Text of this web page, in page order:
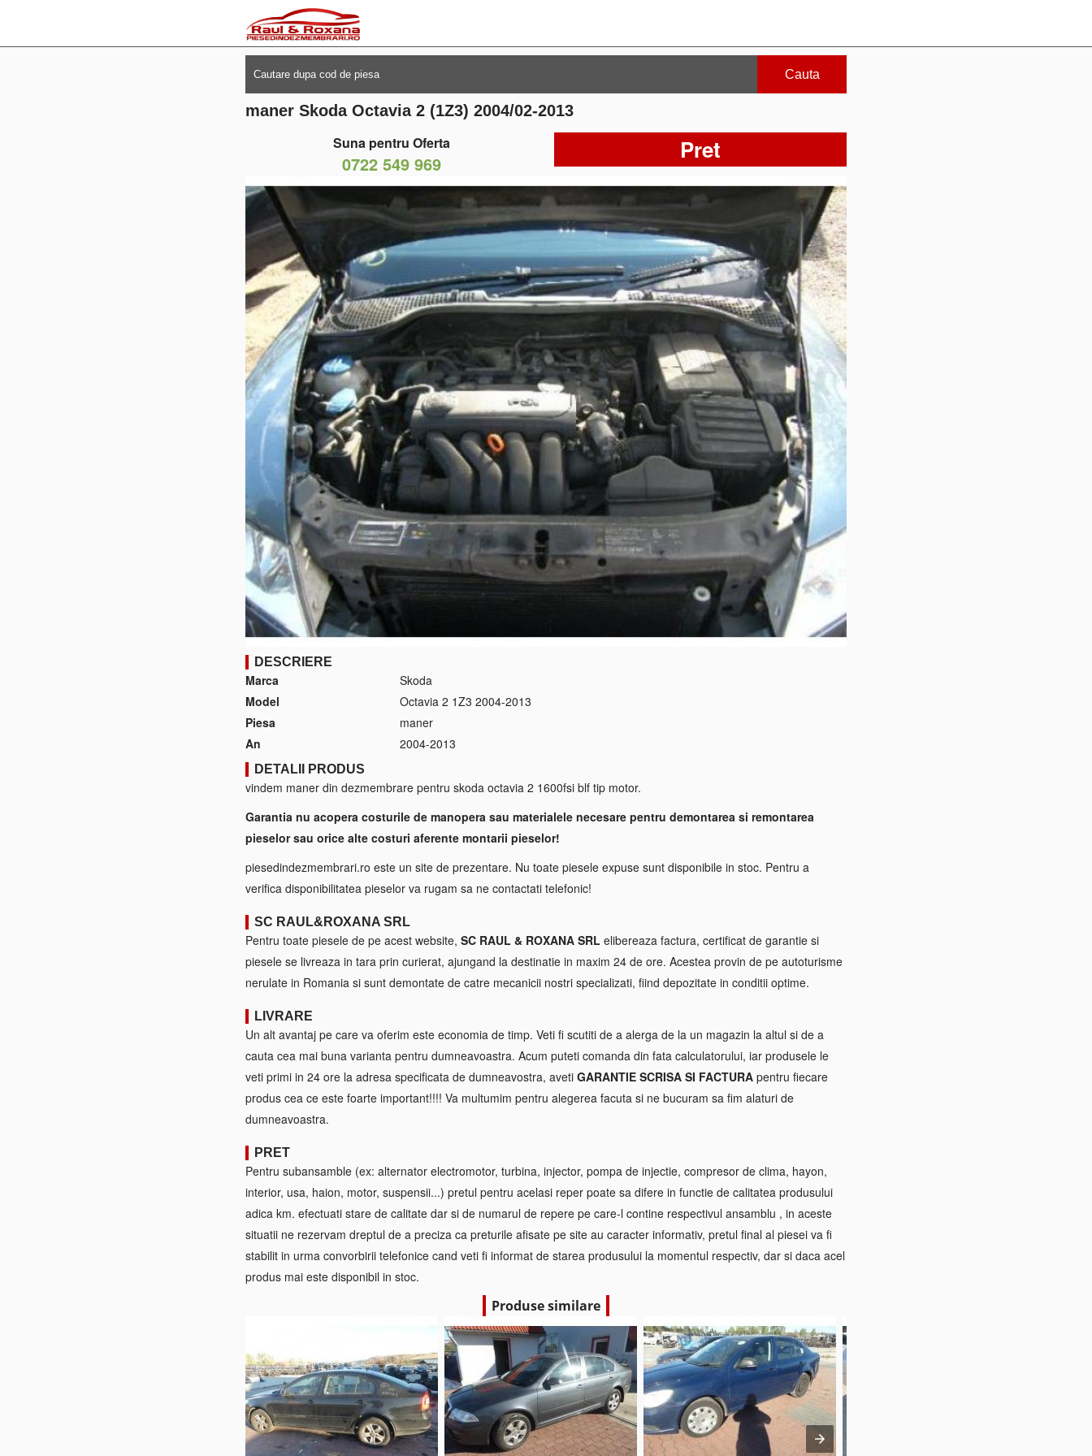
Cauta
maner Skoda Octavia 2 (1Z3) 2004/02-2013
Suna pentru Oferta
0722 549 969 Pret
DESCRIERE
Marca
Skoda
Model
Octavia 2 1Z3 2004-2013
Piesa
maner
An
2004-2013
DETALII PRODUS
vindem maner din dezmembrare pentru skoda octavia 2 1600fsi blf tip motor.
Garantia nu acopera costurile de manopera sau materialele necesare pentru demontarea si remontarea
pieselor sau orice alte costuri aferente montarii pieselor!
piesedindezmembrari.ro este un site de prezentare. Nu toate piesele expuse sunt disponibile in stoc. Pentru a
verifica disponibilitatea pieselor va rugam sa ne contactati telefonic!
SC RAUL&ROXANA SRL
Pentru toate piesele de pe acest website, SC RAUL & ROXANA SRL elibereaza factura, certificat de garantie si
piesele se livreaza in tara prin curierat, ajungand la destinatie in maxim 24 de ore. Acestea provin de pe autoturisme
nerulate in Romania si sunt demontate de catre mecanicii nostri specializati, fiind depozitate in conditii optime.
LIVRARE
Un alt avantaj pe care va oferim este economia de timp. Veti fi scutiti de a alerga de la un magazin la altul si de a
cauta cea mai buna varianta pentru dumneavoastra. Acum puteti comanda din fata calculatorului, iar produsele le
veti primi in 24 ore la adresa specificata de dumneavostra, aveti GARANTIE SCRISA SI FACTURA pentru fiecare
produs cea ce este foarte important!!!! Va multumim pentru alegerea facuta si ne bucuram sa fim alaturi de
dumneavoastra.
PRET
Pentru subansamble (ex: alternator electromotor, turbina, injector, pompa de injectie, compresor de clima, hayon,
interior, usa, haion, motor, suspensii...) pretul pentru acelasi reper poate sa difere in functie de calitatea produsului
adica km. efectuati stare de calitate dar si de numarul de repere pe care-l contine respectivul ansamblu , in aceste
situatii ne rezervam dreptul de a preciza ca preturile afisate pe site au caracter informativ, pretul final al piesei va fi
stabilit in urma convorbirii telefonice cand veti fi informat de starea produsului la momentul respectiv, dar si daca acel
produs mai este disponibil in stoc.
Produse similare